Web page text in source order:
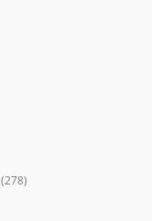
(278)